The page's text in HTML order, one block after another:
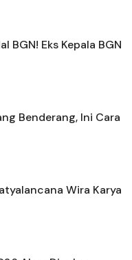
BGN! Eks Kepala BGN
Benderang, Ini Cara
Wira Karya